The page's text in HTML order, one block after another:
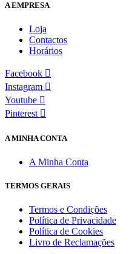
A EMPRESA
Loja
Contactos
Horários
Facebook
Instagram
Youtube
Pinterest
A MINHA CONTA
A Minha Conta
TERMOS GERAIS
Termos e Condições
Política de Privacidade
Política de Cookies
Livro de Reclamações